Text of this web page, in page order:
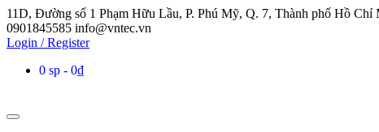
11D, Đường số 1 Phạm Hữu Lầu, P. Phú Mỹ, Q. 7, Thành phố Hồ Chí
0901845585 info@vntec.vn
Login / Register
0 sp
0₫